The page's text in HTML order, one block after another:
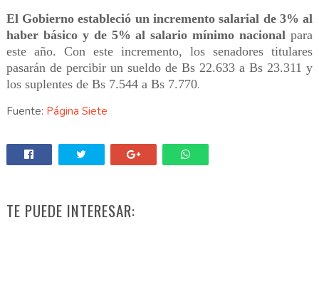
El Gobierno estableció un incremento salarial de 3% al
haber básico y de 5% al salario mínimo nacional para
este año. Con este incremento, los senadores titulares
pasarán de percibir un sueldo de Bs 22.633 a Bs 23.311 y
los suplentes de Bs 7.544 a Bs 7.770.
Fuente: Página Siete
TE PUEDE INTERESAR: